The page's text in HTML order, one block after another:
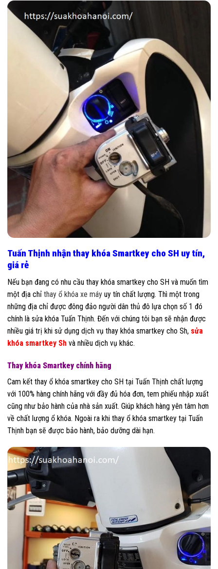
Tuấn Thịnh nhận thay khóa Smartkey cho SH uy tín,
giá rẻ
Nếu bạn đang có nhu cầu thay khóa smartkey cho SH và muốn tìm
một địa chỉ thay ổ khóa xe máy uy tín chất lượng. Thì một trong
những địa chỉ được đông đảo người dân thủ đô lựa chọn số 1 đó
chính là sửa khóa Tuấn Thịnh. Đến với chúng tôi bạn sẽ nhận được
nhiều giá trị khi sử dụng dịch vụ thay khóa smartkey cho Sh, sửa
khóa smartkey Sh và nhiều dịch vụ khác.
Thay khóa Smartkey chính hãng
Cam kết thay ổ khóa smartkey cho SH tại Tuấn Thịnh chất lượng
với 100% hàng chính hãng với đầy đủ hóa đơn, tem phiếu nhập xuất
cũng như bảo hành của nhà sản xuất. Giúp khách hàng yên tâm hơn
về chất lượng ổ khóa. Ngoài ra khi thay ổ khóa smartkey tại Tuấn
Thịnh bạn sẽ được bảo hành, bảo dưỡng dài hạn.